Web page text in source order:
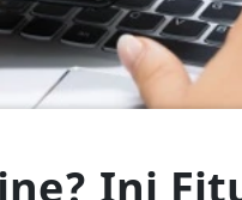
Ini